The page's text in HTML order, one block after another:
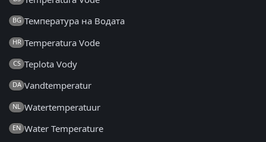
BG Температура на Водата
HR Temperatura Vode
CS Teplota Vody
DA Vandtemperatur
NL Watertemperatuur
EN Water Temperature